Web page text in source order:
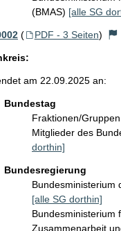
(BMAS) [alle SG
( PDF - 3 Seiten)
am 22.09.2025 an:
Bundestag
Fraktionen/Gruppen
Mitglieder des
dorthin]
Bundesregierung
Bundesministerium
[alle SG dorthin]
Bundesministerium
Zusammenarbeit